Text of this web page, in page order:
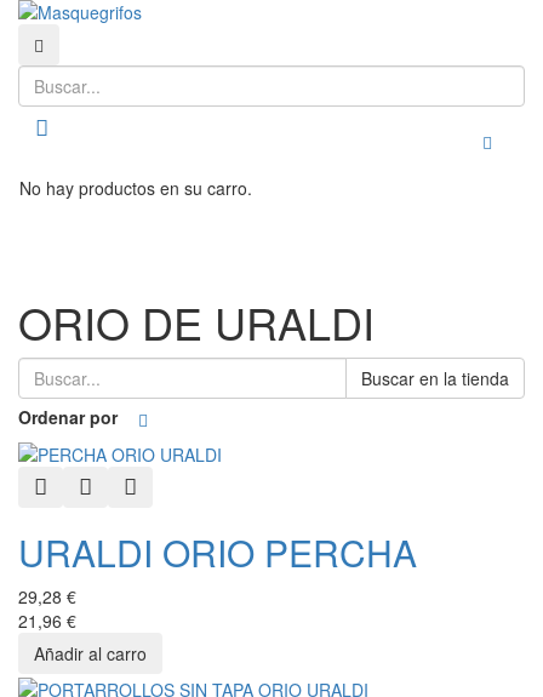
Buscar
Toggle
No hay productos en su carro.
ORIO DE URALDI
Buscar en la tienda
Ordenar por
Quick ViewAdd to Wishlist
URALDI ORIO PERCHA
29,28 €
21,96 €